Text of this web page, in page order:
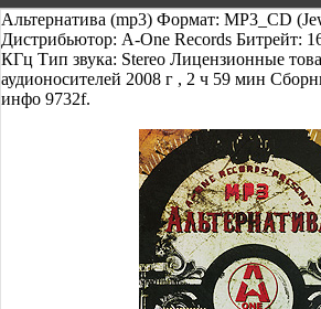
Альтернатива (mp3) Формат: MP3_CD
Дистрибьютор: A-One Records Битрейт:
КГц Тип звука: Stereo Лицензионные
аудионосителей 2008 г , 2 ч 59 мин
инфо 9732f.